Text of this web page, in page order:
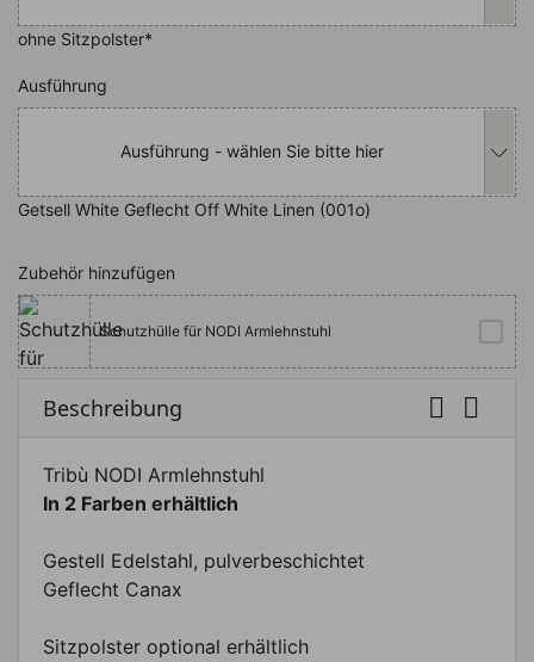
ohne Sitzpolster*
Nachfolgend können Sie das
Ausführung
Ausführung - wählen Sie bitte hier
Getsell White Geflecht Off White Linen (001o)
Zubehör hinzufügen
Schutzhülle für NODI Armlehnstuhl
Beschreibung  
Tribù NODI Armlehnstuhl
In 2 Farben erhältlich
Gestell Edelstahl, pulverbeschichtet
Geflecht Canax
Sitzpolster optional erhältlich